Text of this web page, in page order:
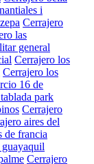
i
Cerrajero
las
general
Cerrajero los
Cerrajero los
16 de
park
Cerrajero
aires del
de francia
Cerrajero